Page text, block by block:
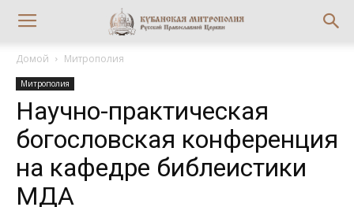
Домой Митрополия
Митрополия
Научно-практическая
богословская конференция
на кафедре библеистики
МДА